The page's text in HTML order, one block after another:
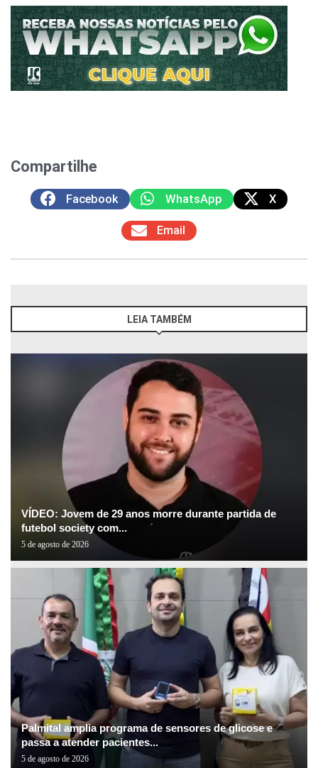
Compartilhe
Facebook WhatsApp X
Email
LEIA TAMBÉM
VÍDEO: Jovem de 29 anos morre durante partida de
futebol society com...
5 de agosto de 2026
Palmital amplia programa de sensores de glicose e
passa a atender pacientes...
5 de agosto de 2026